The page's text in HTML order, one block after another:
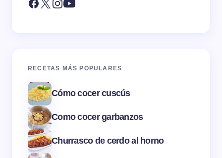
RECETAS MÁS POPULARES
Cómo cocer cuscús
Como cocer garbanzos
Churrasco de cerdo al horno